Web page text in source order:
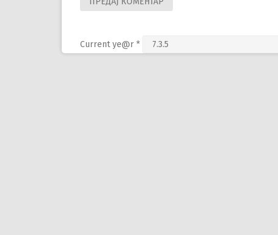
Current ye@r *